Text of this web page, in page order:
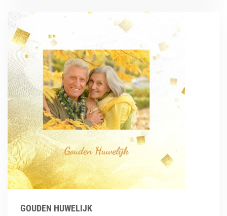
GOUDEN HUWELIJK